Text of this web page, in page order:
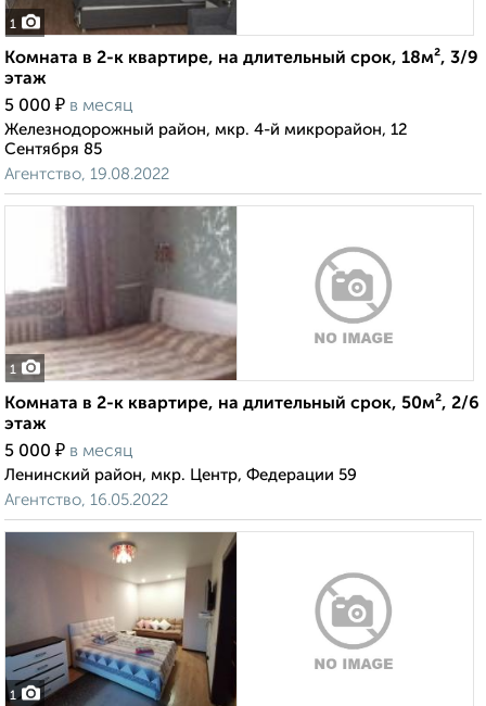
1
Комната в 2-к квартире, на длительный срок, 18м², 3/9
этаж
5 000 ₽ в месяц
Железнодорожный район, мкр. 4-й микрорайон, 12
Сентября 85
Агентство, 19.08.2022
1
Комната в 2-к квартире, на длительный срок, 50м², 2/6
этаж
5 000 ₽ в месяц
Ленинский район, мкр. Центр, Федерации 59
Агентство, 16.05.2022
1